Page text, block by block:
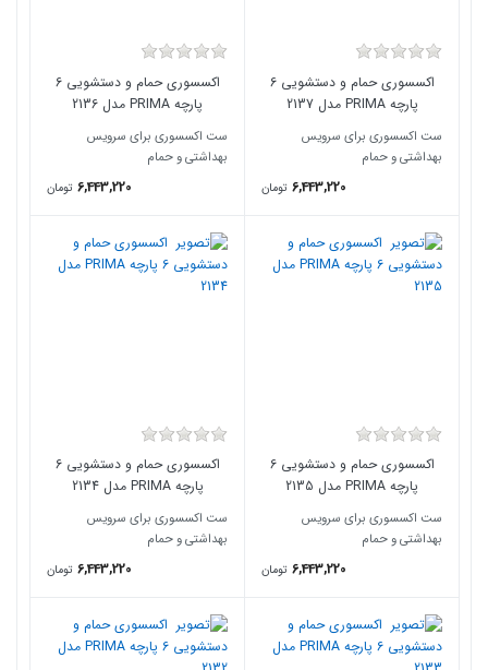
اکسسوری حمام و دستشویی 6
پارچه PRIMA مدل 2137
ست اکسسوری برای سرویس
بهداشتی و حمام
6,443,220 تومان
اکسسوری حمام و دستشویی 6
پارچه PRIMA مدل 2136
ست اکسسوری برای سرویس
بهداشتی و حمام
6,443,220 تومان
اکسسوری حمام و دستشویی 6
پارچه PRIMA مدل 2135
ست اکسسوری برای سرویس
بهداشتی و حمام
6,443,220 تومان
اکسسوری حمام و دستشویی 6
پارچه PRIMA مدل 2134
ست اکسسوری برای سرویس
بهداشتی و حمام
6,443,220 تومان